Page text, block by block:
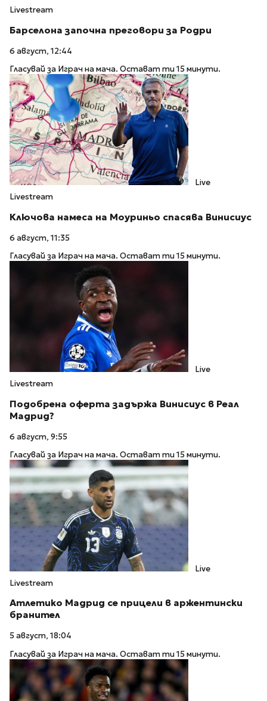
Livestream
Барселона започна преговори за Родри
6 август, 12:44
Гласувай за Играч на мача. Остават ти 15 минути.
Live
Livestream
Ключова намеса на Моуриньо спасява Винисиус
6 август, 11:35
Гласувай за Играч на мача. Остават ти 15 минути.
Live
Livestream
Подобрена оферта задържа Винисиус в Реал
Мадрид?
6 август, 9:55
Гласувай за Играч на мача. Остават ти 15 минути.
Live
Livestream
Атлетико Мадрид се прицели в аржентински
бранител
5 август, 18:04
Гласувай за Играч на мача. Остават ти 15 минути.